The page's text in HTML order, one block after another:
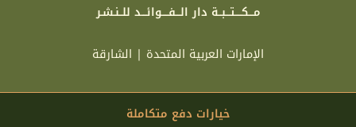
مـــكــــتـــبــة دار الـــفــــوائـــد للــنـشـر
الإمارات العربية المتحدة | الشارقة
خيارات دفع متكاملة